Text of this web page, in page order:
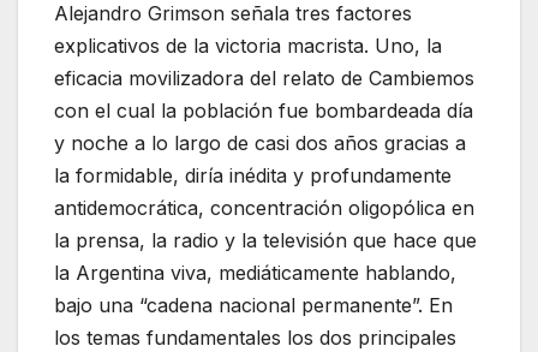
Alejandro Grimson señala tres factores
explicativos de la victoria macrista. Uno, la
eficacia movilizadora del relato de Cambiemos
con el cual la población fue bombardeada día
y noche a lo largo de casi dos años gracias a
la formidable, diría inédita y profundamente
antidemocrática, concentración oligopólica en
la prensa, la radio y la televisión que hace que
la Argentina viva, mediáticamente hablando,
bajo una “cadena nacional permanente”. En
los temas fundamentales los dos principales